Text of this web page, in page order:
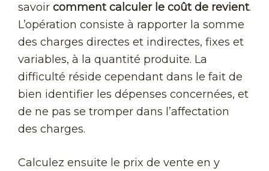
savoir comment calculer le coût de revient.
L’opération consiste à rapporter la somme
des charges directes et indirectes, fixes et
variables, à la quantité produite. La
difficulté réside cependant dans le fait de
bien identifier les dépenses concernées, et
de ne pas se tromper dans l’affectation
des charges.
Calculez ensuite le prix de vente en y